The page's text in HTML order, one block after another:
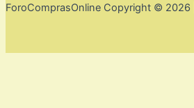
ForoComprasOnline Copyright © 2026 |